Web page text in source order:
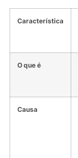
Característica
O que é
Causa